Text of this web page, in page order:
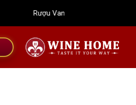
Rượu Vang Wine Home